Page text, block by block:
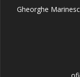
Gheorghe